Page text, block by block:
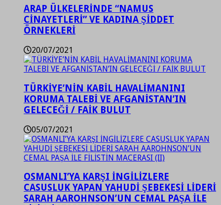
ARAP ÜLKELERİNDE “NAMUS
CİNAYETLERİ” VE KADINA ŞİDDET
ÖRNEKLERİ
20/07/2021
TÜRKİYE’NİN KABİL HAVALİMANINI
KORUMA TALEBİ VE AFGANİSTAN’IN
GELECEĞİ / FAİK BULUT
05/07/2021
OSMANLI’YA KARŞI İNGİLİZLERE
CASUSLUK YAPAN YAHUDİ ŞEBEKESİ LİDERİ
SARAH AAROHNSON’UN CEMAL PAŞA İLE